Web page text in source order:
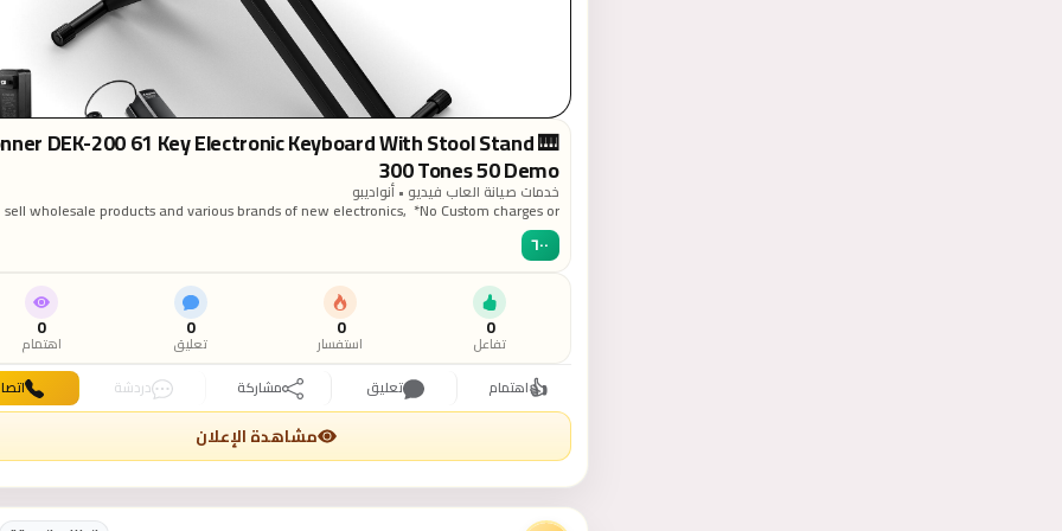
DEK-200 61 Key Electronic Keyboard With Stool Stand
300 Tones 50 Demo
خدمات صيانة العاب فيديو • أنواديبو
wholesale products and various brands of new electronics, ‎ ‎*No Custom charges or
fees required ‎ ‎100% Guaranteed Fast shipping ‎ ‎100% Guaranteed Genuine/Authentic
Product ‎ ‎100% Guaranteed Factory warranty (International) ‎ ‎FOR MORE INFORMATION
PROMOTIONSAND ORDER PLACEMENT KINDLY CONTACT US VIA BELOW: ‎Whatsapp
: +254710416765 ‎ ‎nnzbrttnnnzbrttn@gmail.com hafser20@gmail.com
٦٠٠
0
تفاعل
0
استفسار
0
تعليق
0
اهتمام
👍اهتمام تعليق مشاركة دردشة
مشاهدة الإعلان